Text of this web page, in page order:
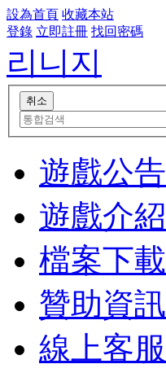
設為首頁 收藏本站
登錄 立即註冊 找回密碼
리니지
遊戲公告
遊戲介紹
檔案下載
贊助資訊
線上客服